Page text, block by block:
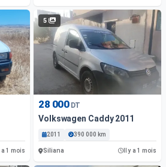
a 1 mois
5
28 000 DT
Volkswagen Caddy 2011
2011 390 000 km
Siliana Il y a 1 mois